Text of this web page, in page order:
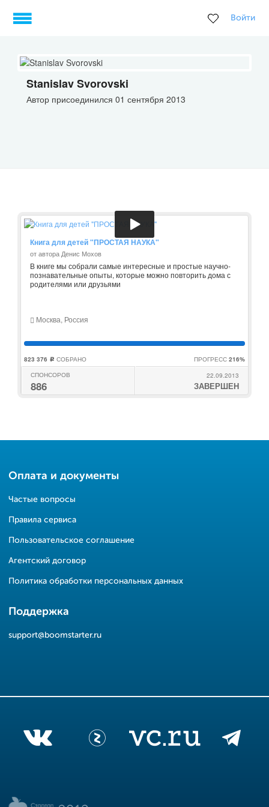
Войти
Stanislav Svorovski
Автор присоединился 01 сентября 2013
Книга для детей "ПРОСТАЯ НАУКА"
от автора Денис Мохов
В книге мы собрали самые интересные и простые научно-
познавательные опыты, которые можно повторить дома с
родителями или друзьями
Москва, Россия
823 376 c СОБРАНО ПРОГРЕСС 216%
СПОНСОРОВ
886
22.09.2013
ЗАВЕРШЕН
Оплата и документы
Частые вопросы
Правила сервиса
Пользовательское соглашение
Агентский договор
Политика обработки персональных данных
Поддержка
support@boomstarter.ru